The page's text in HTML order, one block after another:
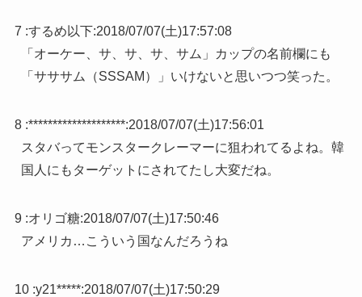
7 :するめ以下:2018/07/07(土)17:57:08
「オーケー、サ、サ、サ、サム」カップの名前欄にも
「サササム（SSSAM）」いけないと思いつつ笑った。
8 :********************:2018/07/07(土)17:56:01
スタバってモンスタークレーマーに狙われてるよね。韓
国人にもターゲットにされてたし大変だね。
9 :オリゴ糖:2018/07/07(土)17:50:46
アメリカ…こういう国なんだろうね
10 :y21*****:2018/07/07(土)17:50:29